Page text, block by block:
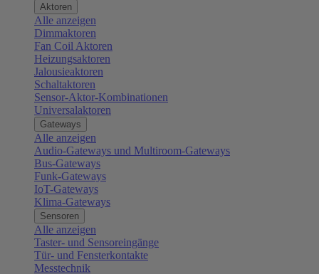
Aktoren
Alle anzeigen
Dimmaktoren
Fan Coil Aktoren
Heizungsaktoren
Jalousieaktoren
Schaltaktoren
Sensor-Aktor-Kombinationen
Universalaktoren
Gateways
Alle anzeigen
Audio-Gateways und Multiroom-Gateways
Bus-Gateways
Funk-Gateways
IoT-Gateways
Klima-Gateways
Sensoren
Alle anzeigen
Taster- und Sensoreingänge
Tür- und Fensterkontakte
Messtechnik